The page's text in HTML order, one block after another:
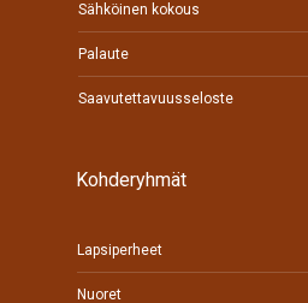
Sähköinen kokous
Palaute
Saavutettavuusseloste
Kohderyhmät
Lapsiperheet
Nuoret